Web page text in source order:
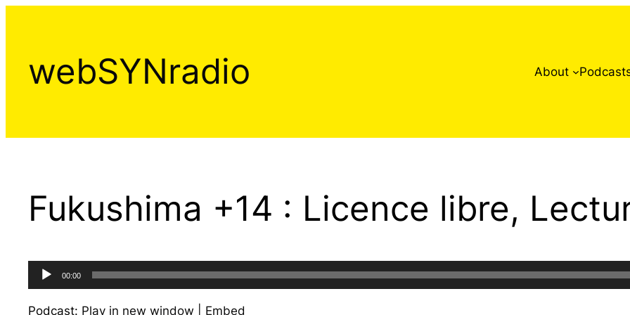
webSYNradio About
Fukushima +14 : Licence libre,
Lecteur
audio
00:00
Podcast: Play in new window Embed